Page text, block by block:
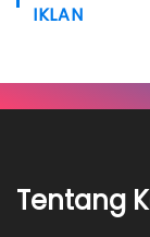
IKLAN
Tentang